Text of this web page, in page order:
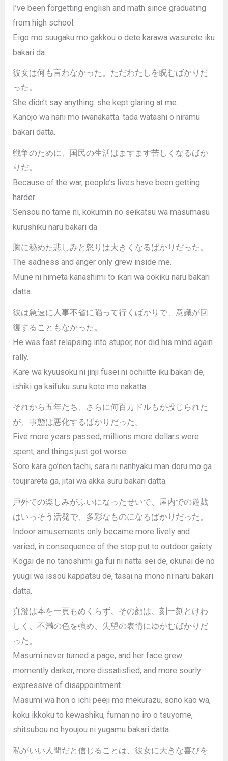
I’ve been forgetting english and math since graduating
from high school.
Eigo mo suugaku mo gakkou o dete karawa wasurete iku
bakari da.
彼女は何も言わなかった。ただわたしを睨むばかりだ
った。
She didn’t say anything. she kept glaring at me.
Kanojo wa nani mo iwanakatta. tada watashi o niramu
bakari datta.
戦争のために、国民の生活はますます苦しくなるばか
りだ。
Because of the war, people’s lives have been getting
harder.
Sensou no tame ni, kokumin no seikatsu wa masumasu
kurushiku naru bakari da.
胸に秘めた悲しみと怒りは大きくなるばかりだった。
The sadness and anger only grew inside me.
Mune ni himeta kanashimi to ikari wa ookiku naru bakari
datta.
彼は急速に人事不省に陥って行くばかりで、意識が回
復することもなかった。
He was fast relapsing into stupor, nor did his mind again
rally.
Kare wa kyuusoku ni jinji fusei ni ochiitte iku bakari de,
ishiki ga kaifuku suru koto mo nakatta.
それから五年たち、さらに何百万ドルもが投じられた
が、事態は悪化するばかりだった。
Five more years passed, millions more dollars were
spent, and things just got worse.
Sore kara go’nen tachi, sara ni nanhyaku man doru mo ga
toujirareta ga, jitai wa akka suru bakari datta.
戸外での楽しみがふいになったせいで、屋内での遊戯
はいっそう活発で、多彩なものになるばかりだった。
Indoor amusements only became more lively and
varied, in consequence of the stop put to outdoor gaiety.
Kogai de no tanoshimi ga fui ni natta sei de, okunai de no
yuugi wa issou kappatsu de, tasai na mono ni naru bakari
datta.
真澄は本を一頁もめくらず、その顔は、刻一刻とけわ
しく、不満の色を強め、失望の表情にゆがむばかりだ
った。
Masumi never turned a page, and her face grew
momently darker, more dissatisfied, and more sourly
expressive of disappointment.
Masumi wa hon o ichi peeji mo mekurazu, sono kao wa,
koku ikkoku to kewashiku, fuman no iro o tsuyome,
shitsubou no hyoujou ni yugamu bakari datta.
私がいい人間だと信じることは、彼女に大きな喜びを